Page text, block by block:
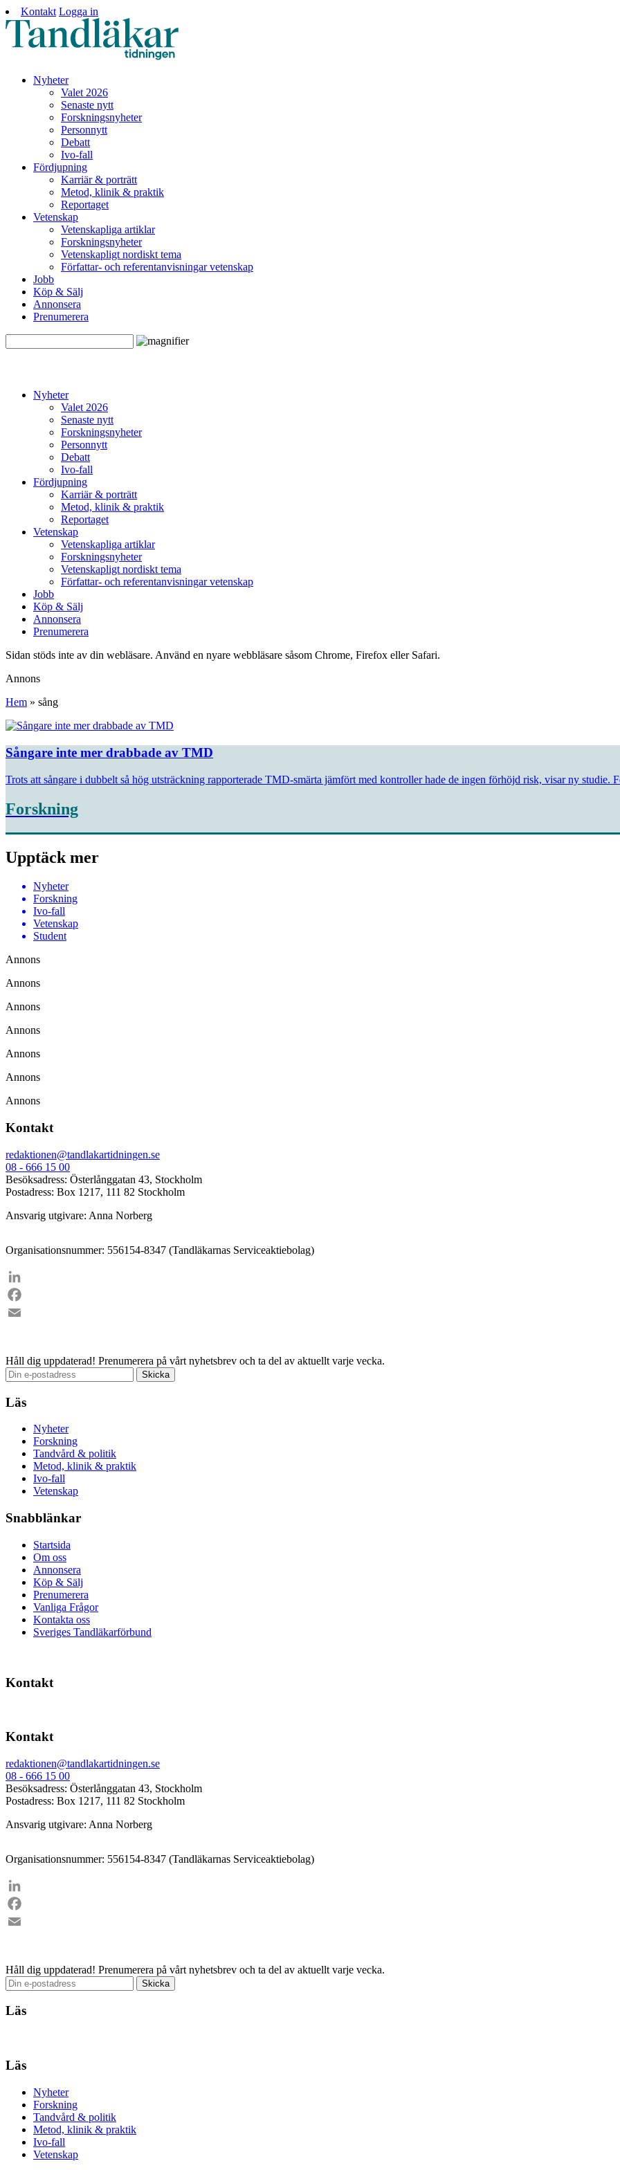
Kontakt Logga in
Nyheter
Valet 2026
Senaste nytt
Forskningsnyheter
Personnytt
Debatt
Ivo-fall
Fördjupning
Karriär & porträtt
Metod, klinik & praktik
Reportaget
Vetenskap
Vetenskapliga artiklar
Forskningsnyheter
Vetenskapligt nordiskt tema
Författar- och referentanvisningar vetenskap
Jobb
Köp & Sälj
Annonsera
Prenumerera
Nyheter
Valet 2026
Senaste nytt
Forskningsnyheter
Personnytt
Debatt
Ivo-fall
Fördjupning
Karriär & porträtt
Metod, klinik & praktik
Reportaget
Vetenskap
Vetenskapliga artiklar
Forskningsnyheter
Vetenskapligt nordiskt tema
Författar- och referentanvisningar vetenskap
Jobb
Köp & Sälj
Annonsera
Prenumerera
Sidan stöds inte av din webläsare. Använd en nyare webbläsare såsom Chrome, Firefox eller Safari.
Annons
Hem » sång
Sångare inte mer drabbade av TMD
Trots att sångare i dubbelt så hög utsträckning rapporterade TMD-smärta jämfört med kontroller hade de ingen förhöjd risk, visar ny studie.
Forskning
Upptäck mer
Nyheter
Forskning
Ivo-fall
Vetenskap
Student
Annons
Annons
Annons
Annons
Annons
Annons
Annons
Kontakt
redaktionen@tandlakartidningen.se
08 - 666 15 00
Besöksadress: Österlånggatan 43, Stockholm
Postadress: Box 1217, 111 82 Stockholm
Ansvarig utgivare: Anna Norberg
Organisationsnummer: 556154-8347 (Tandläkarnas Serviceaktiebolag)
LinkedIn
Facebook
Håll dig uppdaterad! Prenumerera på vårt nyhetsbrev och ta del av aktuellt varje vecka.
Läs
Nyheter
Forskning
Tandvård & politik
Metod, klinik & praktik
Ivo-fall
Vetenskap
Snabblänkar
Startsida
Om oss
Annonsera
Köp & Sälj
Prenumerera
Vanliga Frågor
Kontakta oss
Sveriges Tandläkarförbund
Kontakt
Kontakt
redaktionen@tandlakartidningen.se
08 - 666 15 00
Besöksadress: Österlånggatan 43, Stockholm
Postadress: Box 1217, 111 82 Stockholm
Ansvarig utgivare: Anna Norberg
Organisationsnummer: 556154-8347 (Tandläkarnas Serviceaktiebolag)
LinkedIn
Facebook
Håll dig uppdaterad! Prenumerera på vårt nyhetsbrev och ta del av aktuellt varje vecka.
Läs
Läs
Nyheter
Forskning
Tandvård & politik
Metod, klinik & praktik
Ivo-fall
Vetenskap